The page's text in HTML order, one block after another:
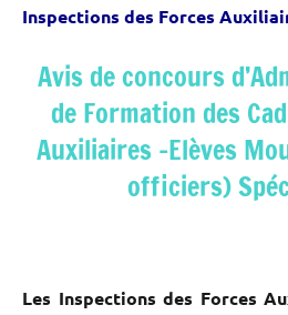
Inspections des Forces
Avis de concours
de Formation des
Auxiliaires -Elèves
officiers)
Les Inspections des Forces